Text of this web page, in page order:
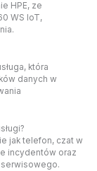
HPE, ze
WS IoT,
która
danych w
jak telefon, czat w
incydentów oraz
serwisowego.